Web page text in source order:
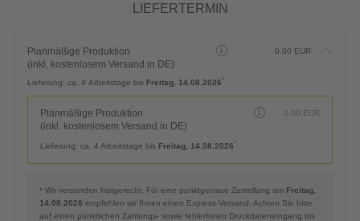
LIEFERTERMIN
Planmäßige Produktion
(inkl. kostenlosem Versand in DE)
0,00 EUR
Lieferung: ca. 4 Arbeitstage bis Freitag, 14.08.2026*
Planmäßige Produktion
(inkl. kostenlosem Versand in DE)
0,00 EUR
Lieferung: ca. 4 Arbeitstage bis Freitag, 14.08.2026*
* Wir versenden fristgerecht. Für eine punktgenaue Zustellung am Freitag,
14.08.2026 empfehlen wir Ihnen einen Express-Versand. Achten Sie bitte
auf einen pünktlichen Zahlungs- sowie fehlerfreien Druckdateneingang bis